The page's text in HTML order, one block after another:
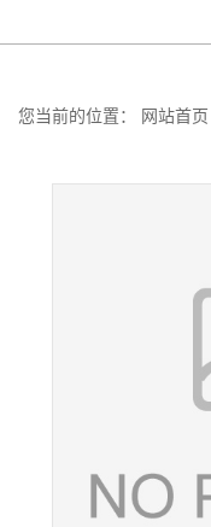
您当前的位置： 网站首页